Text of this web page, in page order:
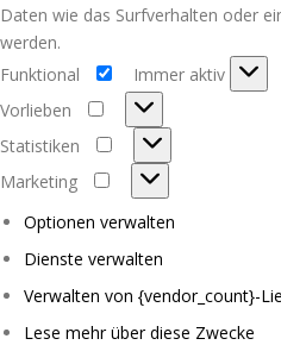
Daten wie das Surfverhalten oder
werden.
Funktional
Funktional
Immer aktiv
Vorlieben
Vorlieben
Statistiken
Statistiken
Marketing
Marketing
Optionen verwalten
Dienste verwalten
Verwalten von {vendor_count}-
Lese mehr über diese Zwecke